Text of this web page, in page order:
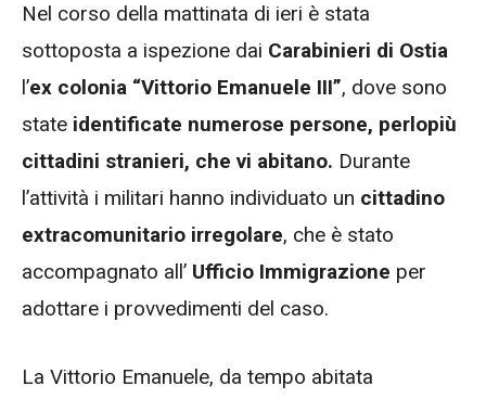
Nel corso della mattinata di ieri è stata
sottoposta a ispezione dai Carabinieri di Ostia
l’ex colonia “Vittorio Emanuele III”, dove sono
state identificate numerose persone, perlopiù
cittadini stranieri, che vi abitano. Durante
l’attività i militari hanno individuato un cittadino
extracomunitario irregolare, che è stato
accompagnato all’ Ufficio Immigrazione per
adottare i provvedimenti del caso.
La Vittorio Emanuele, da tempo abitata